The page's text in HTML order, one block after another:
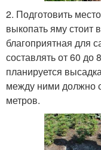
2. Подготовить
выкопать яму стоит
благоприятная для
составлять от 60
планируется
между ними должно
метров.